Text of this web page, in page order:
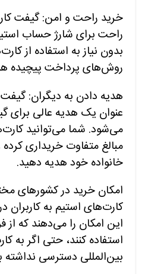
خرید راحت و امن: گیفت
راحت برای شارژ حساب
بدون نیاز به استفاده از
روش‌های پرداخت پیچیده
هدیه دادن به دیگران:
عنوان یک هدیه عالی برای
می‌شود. شما می‌توانید
مبالغ متفاوت خریداری
خانواده خود هدیه دهید.
امکان خرید در کشورهای
کارت‌های استیم به کاربران
این امکان را می‌دهند که از
استفاده کنند، حتی اگر به
بین‌المللی دسترسی نداشته